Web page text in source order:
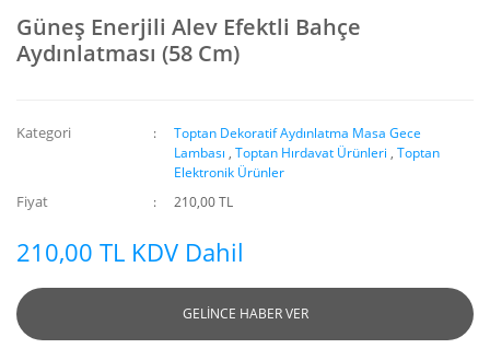
Güneş Enerjili Alev Efektli Bahçe
Aydınlatması (58 Cm)
Kategori
Toptan Dekoratif Aydınlatma Masa Gece
Lambası ,Toptan Hırdavat Ürünleri ,Toptan
Elektronik Ürünler
Fiyat 210,00 TL
210,00 TL KDV Dahil
GELİNCE HABER VER